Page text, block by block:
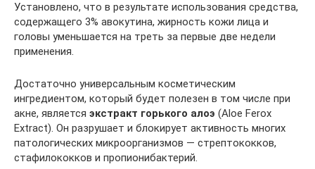
Установлено, что в результате использования средства,
содержащего 3% авокутина, жирность кожи лица и
головы уменьшается на треть за первые две недели
применения.
Достаточно универсальным косметическим
ингредиентом, который будет полезен в том числе при
акне, является экстракт горького алоэ (Aloe Ferox
Extract). Он разрушает и блокирует активность многих
патологических микроорганизмов — стрептококков,
стафилококков и пропионибактерий.